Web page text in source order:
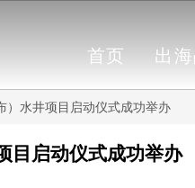
首页 出
）水井项目启动仪式成功举办
目启动仪式成功举办